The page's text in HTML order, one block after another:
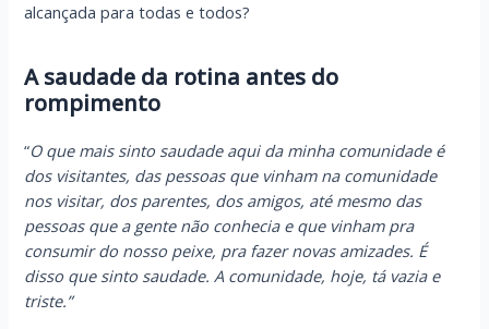
alcançada para todas e todos?
A saudade da rotina antes do
rompimento
“O que mais sinto saudade aqui da minha comunidade é
dos visitantes, das pessoas que vinham na comunidade
nos visitar, dos parentes, dos amigos, até mesmo das
pessoas que a gente não conhecia e que vinham pra
consumir do nosso peixe, pra fazer novas amizades. É
disso que sinto saudade. A comunidade, hoje, tá vazia e
triste.”